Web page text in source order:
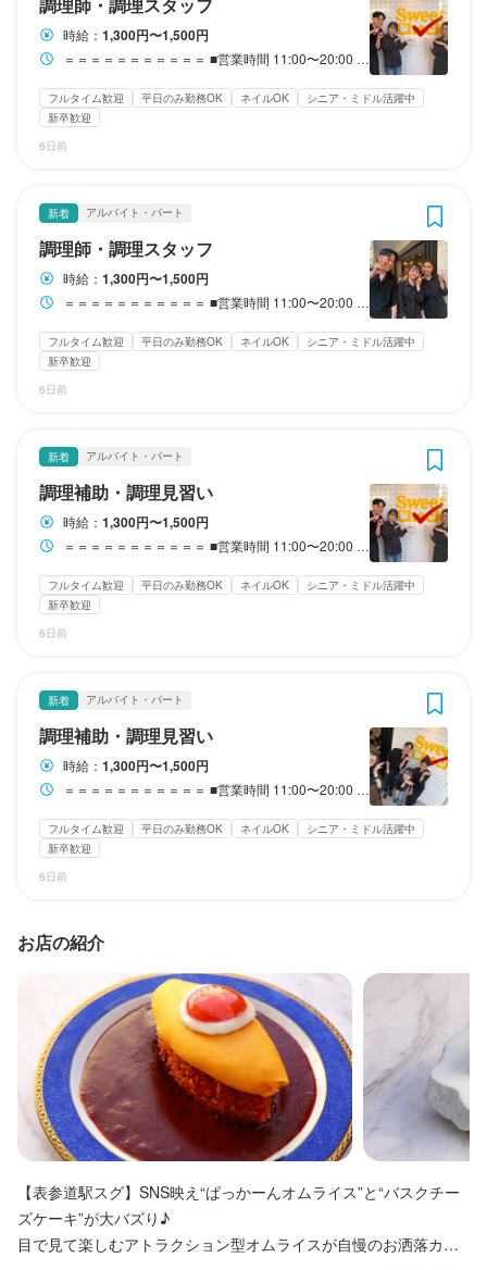
時給： 1,300円〜1,500円
＝＝＝＝＝＝＝＝＝＝＝ ■営業時間 11:00〜20:00 【募集時間】 8:00～20:30 ※上記の時間で1日3h～OK ※週1日～OK（週0日勤務で入れない週があっても◎） ＝＝＝＝＝＝＝＝＝＝＝ ※8:00〜11:00の仕込みスタッフ、特に大募集！ ※ラストまでは入れる方も大歓迎です！！ ※シフト相談もドシドシ受付中 ⇒2週間ごとシフト提出で、予定が組みやすい！ ※ガッツリ入れる方、飲食経験者 優先的にシフト組みます◎ ※店長は超優しいので、気兼ねなく シフトの相談が出来ちゃいます◎
フルタイム歓迎 平日のみ勤務OK ネイルOK
シニア・ミドル活躍中
新卒歓迎
6日前
新着 アルバイト・パート
調理師・調理スタッフ
時給： 1,300円〜1,500円
＝＝＝＝＝＝＝＝＝＝＝ ■営業時間 11:00〜20:00 【募集時間】 8:00～20:30 ※上記の時間で1日3h～OK ※週1日～OK（週0日勤務で入れない週があっても◎） ＝＝＝＝＝＝＝＝＝＝＝ ※8:00〜11:00の仕込みスタッフ、特に大募集！ ※ラストまでは入れる方も大歓迎です！！ ※シフト相談もドシドシ受付中 ⇒2週間ごとシフト提出で、予定が組みやすい！ ※ガッツリ入れる方、飲食経験者 優先的にシフト組みます◎ ※店長は超優しいので、気兼ねなく シフトの相談が出来ちゃいます◎
フルタイム歓迎 平日のみ勤務OK ネイルOK
シニア・ミドル活躍中
新卒歓迎
6日前
新着 アルバイト・パート
調理補助・調理見習い
時給： 1,300円〜1,500円
＝＝＝＝＝＝＝＝＝＝＝ ■営業時間 11:00〜20:00 【募集時間】 8:00～20:30 ※上記の時間で1日3h～OK ※週1日～OK（週0日勤務で入れない週があっても◎） ＝＝＝＝＝＝＝＝＝＝＝ ※8:00〜11:00の仕込みスタッフ、特に大募集！ ※ラストまでは入れる方も大歓迎です！！ ※シフト相談もドシドシ受付中 ⇒2週間ごとシフト提出で、予定が組みやすい！ ※ガッツリ入れる方、飲食経験者 優先的にシフト組みます◎ ※店長は超優しいので、気兼ねなく シフトの相談が出来ちゃいます◎
フルタイム歓迎 平日のみ勤務OK ネイルOK
シニア・ミドル活躍中
新卒歓迎
6日前
新着 アルバイト・パート
調理補助・調理見習い
時給： 1,300円〜1,500円
＝＝＝＝＝＝＝＝＝＝＝ ■営業時間 11:00〜20:00 【募集時間】 8:00～20:30 ※上記の時間で1日3h～OK ※週1日～OK（週0日勤務で入れない週があっても◎） ＝＝＝＝＝＝＝＝＝＝＝ ※8:00〜11:00の仕込みスタッフ、特に大募集！ ※ラストまでは入れる方も大歓迎です！！ ※シフト相談もドシドシ受付中 ⇒2週間ごとシフト提出で、予定が組みやすい！ ※ガッツリ入れる方、飲食経験者 優先的にシフト組みます◎ ※店長は超優しいので、気兼ねなく シフトの相談が出来ちゃいます◎
フルタイム歓迎 平日のみ勤務OK ネイルOK
シニア・ミドル活躍中
新卒歓迎
6日前
お店の紹介
【表参道駅スグ】SNS映え“ぱっかーんオムライス”と“バスクチー
ズケーキ”が大バズり♪
目で見て楽しむアトラクション型オムライスが自慢のお洒落カフ
希望があればどんどんお任せいたします！
ノウハウやSNSでの運営など色々なツールも学ぶことが可能！
飲食店運営のプロを目指すことができます！！
一人ひとりの目標やキャリアビジョンを、
この仕事のおすすめポイント
■完全週休2日制
￣￣￣￣￣￣￣￣
重視される方も大歓迎！
■月給30万円は最低保証！
全くの未経験からのスタートでも
30万円以上の給与となっているので
安定して働くことが可能です！
安心して勤務して頂ける環境は整っています！
※店長候補・料理長候補は、35万～
（スキル・経験により変動）
――――【人柄採用です！】――――
「オムライスが好き」｢オシャレな空間・街がすき｣
色々と聞かせていただければと思います。
DJ HIROKIのもとで調理や接客はもちろん
アイディア作りから、オシャレな空間演出、
SNS運用、著名人とのコネクションの持ち方まで
様々なノウハウをレクチャーしちゃいます！
「将来自分の店を持ちたい」という方は
必ず役に立つ知識のはず！
希望があればどんどんお任せいたします！
ノウハウやSNSでの運営など色々なツールも学ぶことが可能！
飲食店運営のプロを目指すことができます！！
一人ひとりの目標やキャリアビジョンを、
この仕事のおすすめポイント
■完全週休2日制
￣￣￣￣￣￣￣￣
重視される方も大歓迎！
■月給30万円は最低保証！
全くの未経験からのスタートでも
30万円以上の給与となっているので
安定して働くことが可能です！
安心して勤務して頂ける環境は整っています！
※店長候補・料理長候補は、35万～
（スキル・経験により変動）
――――【人柄採用です！】――――
「オムライスが好き」｢オシャレな空間・街がすき｣
色々と聞かせていただければと思います。
DJ HIROKIのもとで調理や接客はもちろん
アイディア作りから、オシャレな空間演出、
SNS運用、著名人とのコネクションの持ち方まで
様々なノウハウをレクチャーしちゃいます！
「将来自分の店を持ちたい」という方は
必ず役に立つ知識のはず！
希望があればどんどんお任せいたします！
ノウハウやSNSでの運営など色々なツールも学ぶことが可能！
飲食店運営のプロを目指すことができます！！
一人ひとりの目標やキャリアビジョンを、
この仕事のおすすめポイント
■完全週休2日制
￣￣￣￣￣￣￣￣
重視される方も大歓迎！
■月給30万円は最低保証！
全くの未経験からのスタートでも
30万円以上の給与となっているので
安定して働くことが可能です！
安心して勤務して頂ける環境は整っています！
※店長候補・料理長候補は、35万～
（スキル・経験により変動）
――――【人柄採用です！】――――
「オムライスが好き」｢オシャレな空間・街がすき｣
色々と聞かせていただければと思います。
DJ HIROKIのもとで調理や接客はもちろん
アイディア作りから、オシャレな空間演出、
SNS運用、著名人とのコネクションの持ち方まで
様々なノウハウをレクチャーしちゃいます！
「将来自分の店を持ちたい」という方は
必ず役に立つ知識のはず！
希望があればどんどんお任せいたします！
ノウハウやSNSでの運営など色々なツールも学ぶことが可能！
飲食店運営のプロを目指すことができます！！
一人ひとりの目標やキャリアビジョンを、
この仕事のおすすめポイント
■完全週休2日制
￣￣￣￣￣￣￣￣
重視される方も大歓迎！
■月給30万円は最低保証！
全くの未経験からのスタートでも
30万円以上の給与となっているので
安定して働くことが可能です！
安心して勤務して頂ける環境は整っています！
※店長候補・料理長候補は、35万～
（スキル・経験により変動）
――――【人柄採用です！】――――
「オムライスが好き」｢オシャレな空間・街がすき｣
色々と聞かせていただければと思います。
DJ HIROKIのもとで調理や接客はもちろん
アイディア作りから、オシャレな空間演出、
SNS運用、著名人とのコネクションの持ち方まで
様々なノウハウをレクチャーしちゃいます！
「将来自分の店を持ちたい」という方は
必ず役に立つ知識のはず！
希望があればどんどんお任せいたします！
ノウハウやSNSでの運営など色々なツールも学ぶことが可能！
飲食店運営のプロを目指すことができます！！
一人ひとりの目標やキャリアビジョンを、
この仕事のおすすめポイント
■完全週休2日制
￣￣￣￣￣￣￣￣
重視される方も大歓迎！
■月給30万円は最低保証！
全くの未経験からのスタートでも
30万円以上の給与となっているので
安定して働くことが可能です！
安心して勤務して頂ける環境は整っています！
※店長候補・料理長候補は、35万～
（スキル・経験により変動）
――――【人柄採用です！】――――
「オムライスが好き」｢オシャレな空間・街がすき｣
色々と聞かせていただければと思います。
DJ HIROKIのもとで調理や接客はもちろん
アイディア作りから、オシャレな空間演出、
SNS運用、著名人とのコネクションの持ち方まで
様々なノウハウをレクチャーしちゃいます！
「将来自分の店を持ちたい」という方は
必ず役に立つ知識のはず！
希望があればどんどんお任せいたします！
ノウハウやSNSでの運営など色々なツールも学ぶことが可能！
飲食店運営のプロを目指すことができます！！
一人ひとりの目標やキャリアビジョンを、
この仕事のおすすめポイント
■完全週休2日制
￣￣￣￣￣￣￣￣
重視される方も大歓迎！
■月給30万円は最低保証！
全くの未経験からのスタートでも
30万円以上の給与となっているので
安定して働くことが可能です！
安心して勤務して頂ける環境は整っています！
※店長候補・料理長候補は、35万～
（スキル・経験により変動）
――――【人柄採用です！】――――
「オムライスが好き」｢オシャレな空間・街がすき｣
色々と聞かせていただければと思います。
DJ HIROKIのもとで調理や接客はもちろん
アイディア作りから、オシャレな空間演出、
SNS運用、著名人とのコネクションの持ち方まで
様々なノウハウをレクチャーしちゃいます！
「将来自分の店を持ちたい」という方は
必ず役に立つ知識のはず！
飲食店運営のプロを目指すことができます！！
一人ひとりの目標やキャリアビジョンを、
一緒に実現していきましょう。
■完全週休2日制
￣￣￣￣￣￣￣￣
お休みもしっかり。
飲食店さんでは少ないお店も多いですが
連休取得もOKなのでプライベートを
重視される方も大歓迎！
■月給30万円は最低保証！
￣￣￣￣￣￣￣￣￣￣￣
全くの未経験からのスタートでも
30万円以上の給与となっているので
安定して働くことが可能です！
残業代もしっかりつくので
安心して勤務して頂ける環境は整っています！
――――【人柄採用です！】――――
「オムライスが好き」｢オシャレな空間・街がすき｣
まずはあなたのことを面接で
色々と聞かせていただければと思います。
アイディア作りから、オシャレな空間演出、
様々なノウハウをレクチャーしちゃいます！
「将来自分の店を持ちたい」という方は
必ず役に立つ知識のはず！
身に付くスキル
包丁さばき 飾り包丁 盛り付け技術 製菓技術 英会話
コーヒーの知識
肉の知識
チーズの知識 洋菓子の知識 食器の知識
サービスマナー
飲食店運営のプロを目指すことができます！！
一人ひとりの目標やキャリアビジョンを、
一緒に実現していきましょう。
■完全週休2日制
￣￣￣￣￣￣￣￣
お休みもしっかり。
飲食店さんでは少ないお店も多いですが
連休取得もOKなのでプライベートを
重視される方も大歓迎！
■月給30万円は最低保証！
￣￣￣￣￣￣￣￣￣￣￣
全くの未経験からのスタートでも
30万円以上の給与となっているので
安定して働くことが可能です！
残業代もしっかりつくので
安心して勤務して頂ける環境は整っています！
――――【人柄採用です！】――――
「オムライスが好き」｢オシャレな空間・街がすき｣
まずはあなたのことを面接で
色々と聞かせていただければと思います。
アイディア作りから、オシャレな空間演出、
様々なノウハウをレクチャーしちゃいます！
「将来自分の店を持ちたい」という方は
必ず役に立つ知識のはず！
身に付くスキル
包丁さばき 飾り包丁 盛り付け技術 製菓技術 英会話
コーヒーの知識
肉の知識
チーズの知識 洋菓子の知識 食器の知識
サービスマナー
一人ひとりの目標やキャリアビジョンを、
一緒に実現していきましょう。
■完全週休2日制
￣￣￣￣￣￣￣￣
お休みもしっかり。
飲食店さんでは少ないお店も多いですが
重視される方も大歓迎！
￣￣￣￣￣￣￣￣￣￣￣
30万円以上の給与となっているので
安定して働くことが可能です！
残業代もしっかりつくので
安心して勤務して頂ける環境は整っています！
※店長候補・料理長候補は、35万～
――――【人柄採用です！】――――
「オムライスが好き」｢オシャレな空間・街がすき｣
「音楽が好き」「独立したい」「稼ぎたい」・・・
まずはあなたのことを面接で
色々と聞かせていただければと思います。
SNS運用、著名人とのコネクションの持ち方まで
様々なノウハウをレクチャーしちゃいます！
「将来自分の店を持ちたい」という方は
必ず役に立つ知識のはず！
身に付くスキル
包丁さばき 飾り包丁 盛り付け技術
肉の知識
チーズの知識 洋菓子の知識 食器の知識
サービスマナー
テーブルマナー
出店開業ノウハウ 店舗運営
メニュー開発
一人ひとりの目標やキャリアビジョンを、
一緒に実現していきましょう。
■完全週休2日制
￣￣￣￣￣￣￣￣
お休みもしっかり。
飲食店さんでは少ないお店も多いですが
重視される方も大歓迎！
￣￣￣￣￣￣￣￣￣￣￣
30万円以上の給与となっているので
安定して働くことが可能です！
残業代もしっかりつくので
安心して勤務して頂ける環境は整っています！
※店長候補・料理長候補は、35万～
――――【人柄採用です！】――――
「オムライスが好き」｢オシャレな空間・街がすき｣
「音楽が好き」「独立したい」「稼ぎたい」・・・
まずはあなたのことを面接で
色々と聞かせていただければと思います。
SNS運用、著名人とのコネクションの持ち方まで
様々なノウハウをレクチャーしちゃいます！
「将来自分の店を持ちたい」という方は
必ず役に立つ知識のはず！
身に付くスキル
包丁さばき 飾り包丁 盛り付け技術
肉の知識
チーズの知識 洋菓子の知識 食器の知識
サービスマナー
テーブルマナー
出店開業ノウハウ 店舗運営
メニュー開発
日本一のオムライスに輝いた、【オムプロ】のプロデュースのオ
ムライス。
そんな見て楽しい、作れて嬉しい、食べて美味しいオムライスを
お客様に提供します！
＝＝＝＝＝＝＝＝＝＝
予定も組みやすくプライベートとの両立をしながら働けます！
急なお休みでも全員でカバーし合える仲間がいます！
■おしゃれが自由で絶品まかないも無料！
清潔感さえあれば自分の個性を存分に発揮して働けます！
まかないはリクエスト大歓迎です！（自慢のまかないです）
＝＝＝＝＝＝＝＝＝＝
【スタッフメッセージ】
ミスした時も店長やお客さんも
「大丈夫、大丈夫!!」と言ってくれてみんなやさしいんです！
「どんなシフトがいい?」
「テスト週間とか、大丈夫？」など、
気さくな店長は
身に付くスキル
包丁さばき 飾り包丁 盛り付け技術 コーヒーの知識
チーズの知識
食器の知識
テーブルマナー 出店開業ノウハウ
店舗運営
求める人物像
■高校生もOK！
■副業・WワークOK
■年齢・学歴不問
■バイトデビュー・未経験OK
■包丁使ったことある方歓迎（簡単な料理できる方）
※経験ある方は優遇します！
＜こんな方にはぴったり＞
・オムライスが好きな方
・おいしいまかないが食べたい方
・楽しい職場で働きたい方
・仕事に前向きに取り組める方
日本一のオムライスに輝いた、【オムプロ】のプロデュースのオ
ムライス。
そんな見て楽しい、作れて嬉しい、食べて美味しいオムライスを
お客様に提供します！
＝＝＝＝＝＝＝＝＝＝
予定も組みやすくプライベートとの両立をしながら働けます！
急なお休みでも全員でカバーし合える仲間がいます！
■おしゃれが自由で絶品まかないも無料！
清潔感さえあれば自分の個性を存分に発揮して働けます！
まかないはリクエスト大歓迎です！（自慢のまかないです）
＝＝＝＝＝＝＝＝＝＝
【スタッフメッセージ】
ミスした時も店長やお客さんも
「大丈夫、大丈夫!!」と言ってくれてみんなやさしいんです！
「どんなシフトがいい?」
「テスト週間とか、大丈夫？」など、
気さくな店長は
身に付くスキル
包丁さばき 飾り包丁 盛り付け技術 コーヒーの知識
チーズの知識
食器の知識
テーブルマナー 出店開業ノウハウ
店舗運営
求める人物像
■高校生もOK！
■副業・WワークOK
■年齢・学歴不問
■バイトデビュー・未経験OK
■包丁使ったことある方歓迎（簡単な料理できる方）
※経験ある方は優遇します！
＜こんな方にはぴったり＞
・オムライスが好きな方
・おいしいまかないが食べたい方
・楽しい職場で働きたい方
・仕事に前向きに取り組める方
日本一のオムライスに輝いた、【オムプロ】のプロデュースのオ
ムライス。
そんな見て楽しい、作れて嬉しい、食べて美味しいオムライスを
お客様に提供します！
＝＝＝＝＝＝＝＝＝＝
予定も組みやすくプライベートとの両立をしながら働けます！
急なお休みでも全員でカバーし合える仲間がいます！
■おしゃれが自由で絶品まかないも無料！
清潔感さえあれば自分の個性を存分に発揮して働けます！
まかないはリクエスト大歓迎です！（自慢のまかないです）
＝＝＝＝＝＝＝＝＝＝
【スタッフメッセージ】
ミスした時も店長やお客さんも
「大丈夫、大丈夫!!」と言ってくれてみんなやさしいんです！
「どんなシフトがいい?」
「テスト週間とか、大丈夫？」など、
気さくな店長は
身に付くスキル
包丁さばき 飾り包丁 盛り付け技術 コーヒーの知識
チーズの知識
食器の知識
テーブルマナー 出店開業ノウハウ
店舗運営
求める人物像
■高校生もOK！
■副業・WワークOK
■年齢・学歴不問
■バイトデビュー・未経験OK
■包丁使ったことある方歓迎（簡単な料理できる方）
※経験ある方は優遇します！
＜こんな方にはぴったり＞
・オムライスが好きな方
・おいしいまかないが食べたい方
・楽しい職場で働きたい方
・仕事に前向きに取り組める方
日本一のオムライスに輝いた、【オムプロ】のプロデュースのオ
ムライス。
そんな見て楽しい、作れて嬉しい、食べて美味しいオムライスを
お客様に提供します！
＝＝＝＝＝＝＝＝＝＝
予定も組みやすくプライベートとの両立をしながら働けます！
急なお休みでも全員でカバーし合える仲間がいます！
■おしゃれが自由で絶品まかないも無料！
清潔感さえあれば自分の個性を存分に発揮して働けます！
まかないはリクエスト大歓迎です！（自慢のまかないです）
＝＝＝＝＝＝＝＝＝＝
【スタッフメッセージ】
ミスした時も店長やお客さんも
「大丈夫、大丈夫!!」と言ってくれてみんなやさしいんです！
「どんなシフトがいい?」
「テスト週間とか、大丈夫？」など、
気さくな店長は
身に付くスキル
包丁さばき 飾り包丁 盛り付け技術 コーヒーの知識
チーズの知識
食器の知識
テーブルマナー 出店開業ノウハウ
店舗運営
求める人物像
■高校生もOK！
■副業・WワークOK
■年齢・学歴不問
■バイトデビュー・未経験OK
■包丁使ったことある方歓迎（簡単な料理できる方）
※経験ある方は優遇します！
＜こんな方にはぴったり＞
・オムライスが好きな方
・おいしいまかないが食べたい方
・楽しい職場で働きたい方
・仕事に前向きに取り組める方
日本一のオムライスに輝いた、【オムプロ】のプロデュースのオ
ムライス。
そんな見て楽しい、作れて嬉しい、食べて美味しいオムライスを
お客様に提供します！
＝＝＝＝＝＝＝＝＝＝
予定も組みやすくプライベートとの両立をしながら働けます！
急なお休みでも全員でカバーし合える仲間がいます！
■おしゃれが自由で絶品まかないも無料！
清潔感さえあれば自分の個性を存分に発揮して働けます！
まかないはリクエスト大歓迎です！（自慢のまかないです）
＝＝＝＝＝＝＝＝＝＝
【スタッフメッセージ】
ミスした時も店長やお客さんも
「大丈夫、大丈夫!!」と言ってくれてみんなやさしいんです！
「どんなシフトがいい?」
「テスト週間とか、大丈夫？」など、
気さくな店長は
身に付くスキル
包丁さばき 飾り包丁 盛り付け技術 コーヒーの知識
チーズの知識
食器の知識
テーブルマナー 出店開業ノウハウ
店舗運営
求める人物像
■高校生もOK！
■副業・WワークOK
■年齢・学歴不問
■バイトデビュー・未経験OK
■包丁使ったことある方歓迎（簡単な料理できる方）
※経験ある方は優遇します！
＜こんな方にはぴったり＞
・オムライスが好きな方
・おいしいまかないが食べたい方
・楽しい職場で働きたい方
・仕事に前向きに取り組める方